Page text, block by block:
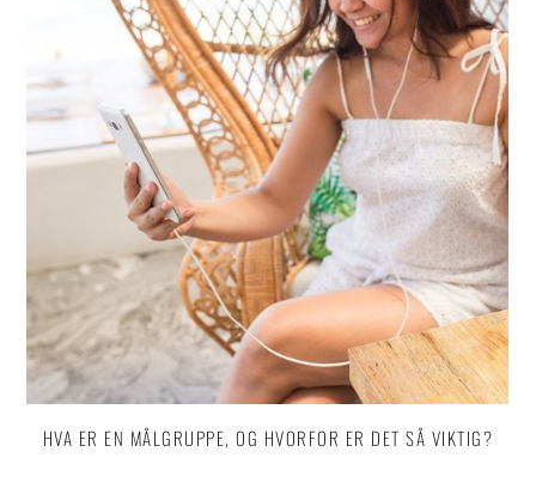
HVA ER EN MÅLGRUPPE, OG HVORFOR ER DET SÅ VIKTIG?